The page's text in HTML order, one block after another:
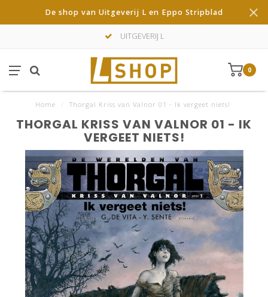
De shop van Uitgeverij L en Eppo Stripblad
UITGEVERIJ L
0
Home Thorgal Kriss van Valnor 01 - Ik vergeet niets!
THORGAL KRISS VAN VALNOR 01 - IK
VERGEET NIETS!